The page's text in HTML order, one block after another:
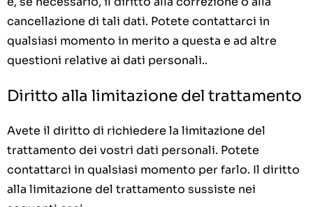
cancellazione di tali dati. Potete contattarci in
qualsiasi momento in merito a questa e ad altre
questioni relative ai dati personali..
Diritto alla limitazione del trattamento
Avete il diritto di richiedere la limitazione del
trattamento dei vostri dati personali. Potete
contattarci in qualsiasi momento per farlo. Il diritto
alla limitazione del trattamento sussiste nei